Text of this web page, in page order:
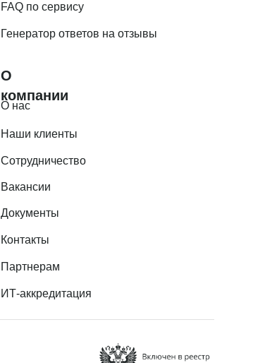
О
компании
О нас
Наши клиенты
Сотрудничество
Вакансии
Документы
Контакты
Партнерам
ИТ-аккредитация
FAQ по сервису
Генератор ответов на отзывы